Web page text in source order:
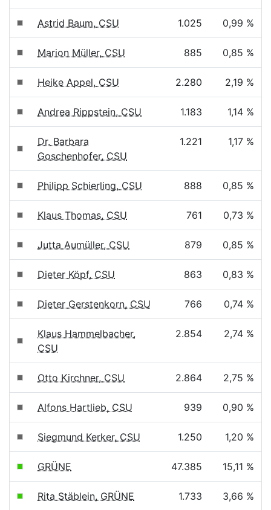
Astrid Baum, CSU 1.025 0,99 %
Marion Müller, CSU 885 0,85 %
Heike Appel, CSU 2.280 2,19 %
Andrea Rippstein, CSU 1.183 1,14 %
Dr. Barbara
Goschenhofer, CSU
1.221 1,17 %
Philipp Schierling, CSU 888 0,85 %
Klaus Thomas, CSU 761 0,73 %
Jutta Aumüller, CSU 879 0,85 %
Dieter Köpf, CSU 863 0,83 %
Dieter Gerstenkorn, CSU 766 0,74 %
Klaus Hammelbacher,
CSU
2.854 2,74 %
Otto Kirchner, CSU 2.864 2,75 %
Alfons Hartlieb, CSU 939 0,90 %
Siegmund Kerker, CSU 1.250 1,20 %
GRÜNE 47.385 15,11 %
Rita Stäblein, GRÜNE 1.733 3,66 %